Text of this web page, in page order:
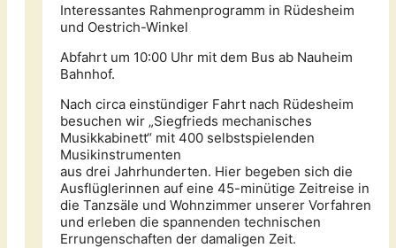
Interessantes Rahmenprogramm in Rüdesheim
und Oestrich-Winkel
Abfahrt um 10:00 Uhr mit dem Bus ab Nauheim
Bahnhof.
Nach circa einstündiger Fahrt nach Rüdesheim
besuchen wir „Siegfrieds mechanisches
Musikkabinett“ mit 400 selbstspielenden
Musikinstrumenten
aus drei Jahrhunderten. Hier begeben sich die
Ausflüglerinnen auf eine 45-minütige Zeitreise in
die Tanzsäle und Wohnzimmer unserer Vorfahren
und erleben die spannenden technischen
Errungenschaften der damaligen Zeit.